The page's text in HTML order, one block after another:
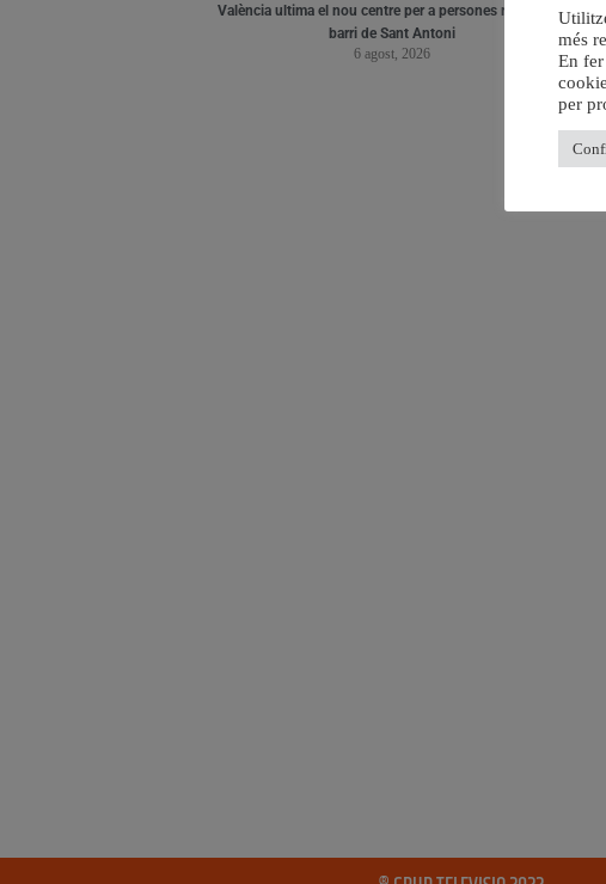
València ultima el nou centre per a persones majors del
barri de Sant Antoni
6 agost, 2026
més
En
per